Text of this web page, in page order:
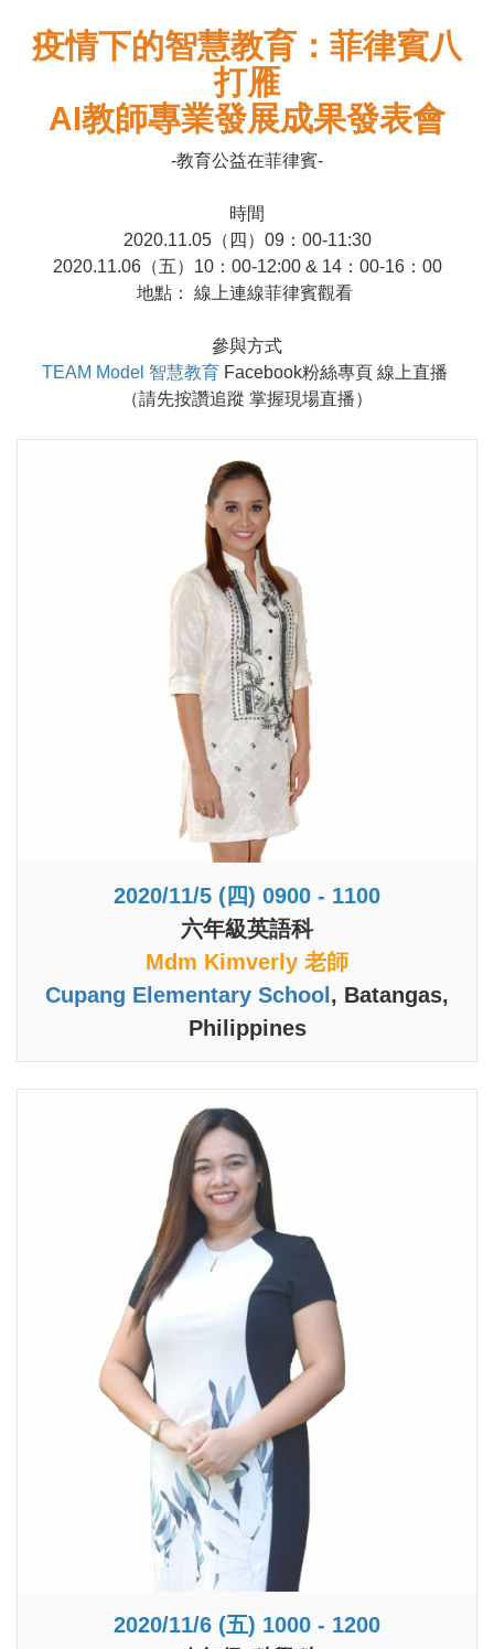
疫情下的智慧教育：菲律賓八
打雁
AI教師專業發展成果發表會
-教育公益在菲律賓-
時間
2020.11.05（四）09：00-11:30
2020.11.06（五）10：00-12:00 & 14：00-16：00
地點： 線上連線菲律賓觀看
參與方式
TEAM Model 智慧教育 Facebook粉絲專頁 線上直播
（請先按讚追蹤 掌握現場直播）
2020/11/5 (四) 0900 - 1100
六年級英語科
Mdm Kimverly 老師
Cupang Elementary School , Batangas,
Philippines
2020/11/6 (五) 1000 - 1200